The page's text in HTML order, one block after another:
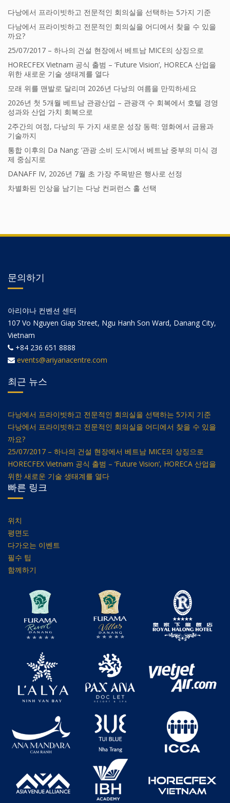
다낭에서 프라이빗하고 전문적인 회의실을 선택하는 5가지 기준
다낭에서 프라이빗하고 전문적인 회의실을 어디에서 찾을 수 있을
까요?
25/07/2017 – 하나의 건설 현장에서 베트남 MICE의 상징으로
HORECFEX Vietnam 공식 출범 – ‘Future Vision’, HORECA 산업을
위한 새로운 기술 생태계를 열다
모래 위를 맨발로 달리며 2026년 다낭의 여름을 만끽하세요
2026년 첫 5개월 베트남 관광산업 – 관광객 수 회복에서 호텔 경영
성과와 산업 가치 회복으로
2주간의 여정, 다낭의 두 가지 새로운 성장 동력: 영화에서 금융과
기술까지
통합 이후의 Da Nang: ‘관광 소비 도시’에서 베트남 중부의 미식 경
제 중심지로
DANAFF IV, 2026년 7월 초 가장 주목받은 행사로 선정
차별화된 인상을 남기는 다낭 컨퍼런스 홀 선택
문의하기
아리야나 컨벤션 센터
107 Vo Nguyen Giap Street, Ngu Hanh Son Ward, Danang City,
Vietnam
+84 236 651 8888
events@ariyanacentre.com
최근 뉴스
다낭에서 프라이빗하고 전문적인 회의실을 선택하는 5가지 기준
다낭에서 프라이빗하고 전문적인 회의실을 어디에서 찾을 수 있을
까요?
25/07/2017 – 하나의 건설 현장에서 베트남 MICE의 상징으로
HORECFEX Vietnam 공식 출범 – ‘Future Vision’, HORECA 산업을
위한 새로운 기술 생태계를 열다
빠른 링크
위치
평면도
다가오는 이벤트
필수 팁
함께하기